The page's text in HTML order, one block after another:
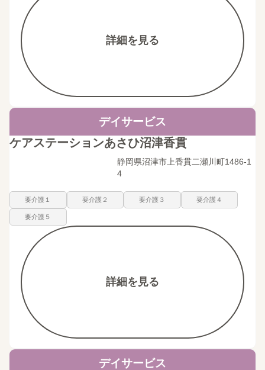
詳細を見る
デイサービス
ケアステーションあさひ沼津香貫
静岡県沼津市上香貫二瀬川町1486-1
4
要介護１ 要介護２ 要介護３ 要介護４
要介護５
詳細を見る
デイサービス